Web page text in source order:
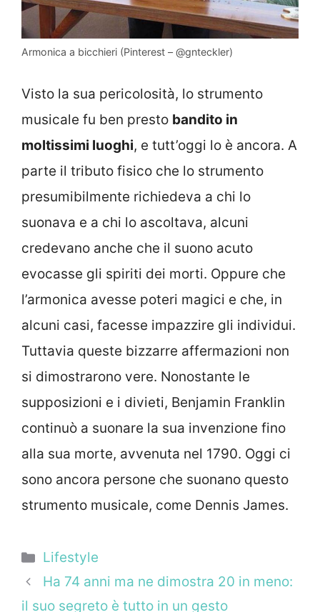
Armonica a bicchieri (Pinterest – @gnteckler)
Visto la sua pericolosità, lo strumento
musicale fu ben presto bandito in
moltissimi luoghi, e tutt’oggi lo è ancora. A
parte il tributo fisico che lo strumento
presumibilmente richiedeva a chi lo
suonava e a chi lo ascoltava, alcuni
credevano anche che il suono acuto
evocasse gli spiriti dei morti. Oppure che
l’armonica avesse poteri magici e che, in
alcuni casi, facesse impazzire gli individui.
Tuttavia queste bizzarre affermazioni non
si dimostrarono vere. Nonostante le
supposizioni e i divieti, Benjamin Franklin
continuò a suonare la sua invenzione fino
alla sua morte, avvenuta nel 1790. Oggi ci
sono ancora persone che suonano questo
strumento musicale, come Dennis James.
Categorie
Lifestyle
Ha 74 anni ma ne dimostra 20 in meno:
il suo segreto è tutto in un gesto